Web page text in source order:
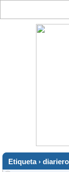
Etiqueta ›